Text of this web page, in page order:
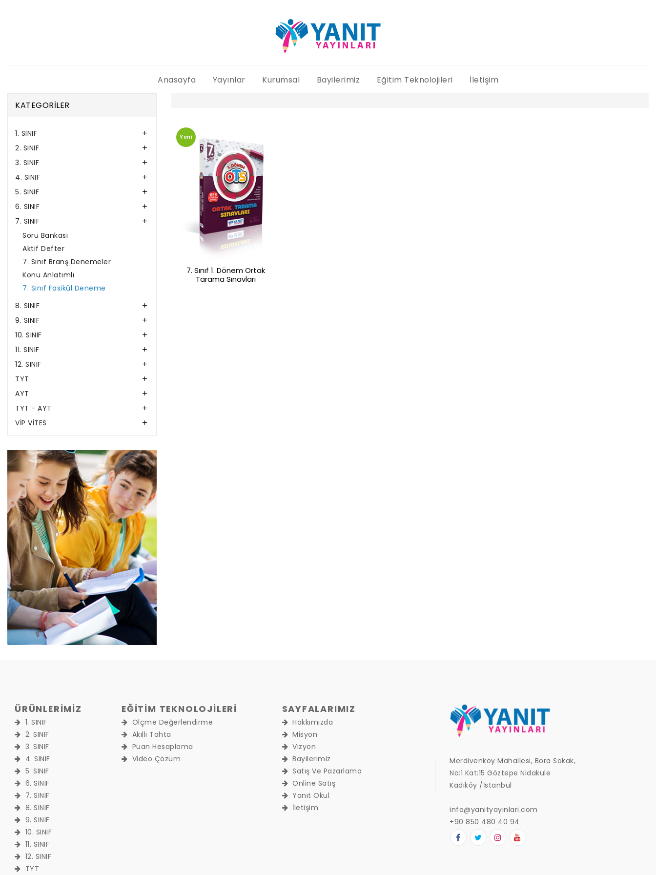
Anasayfa Yayınlar Kurumsal Bayilerimiz Eğitim Teknolojileri İletişim
KATEGORİLER
1. SINIF 
2. SINIF 
3. SINIF 
4. SINIF 
5. SINIF 
6. SINIF 
7. SINIF 
Soru Bankası
Aktif Defter
7. Sınıf Branş Denemeler
Konu Anlatımlı
7. Sınıf Fasikül Deneme
8. SINIF

9. SINIF 
10. SINIF 
11. SINIF 
12. SINIF 
TYT 
AYT 
TYT - AYT 
VİP VİTES 
Yeni
7. Sınıf 1. Dönem Ortak
Tarama Sınavları
ÜRÜNLERİMİZ
1. SINIF
2. SINIF
3. SINIF
4. SINIF
5. SINIF
6. SINIF
7. SINIF
8. SINIF
9. SINIF
10. SINIF
11. SINIF
12. SINIF
TYT
EĞİTİM TEKNOLOJİLERİ
Ölçme Değerlendirme
Akıllı Tahta
Puan Hesaplama
Video Çözüm
SAYFALARIMIZ
Hakkımızda
Misyon
Vizyon
Bayilerimiz
Satış Ve Pazarlama
Online Satış
Yanıt Okul
İletişim
Merdivenköy Mahallesi, Bora Sokak,
No:1 Kat:15 Göztepe Nidakule
Kadıköy /İstanbul
info@yanityayinlari.com
+90 850 480 40 94